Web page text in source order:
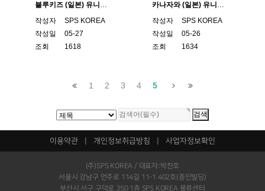
블루키즈 (일본) 유니폼
작성자
SPS KOREA
작성일
05-27
조회
1618
카나자와 (일본) 유니폼
작성자
SPS KOREA
작성일
05-26
조회
1634
1 2 3 4 5
이용약관 개인정보취급방침 사업자정보확인
(주)SPS KOREA / 대표자:박찬호
서울시 강남구 언주로 114길 11-1 402호(종인빌딩)
부산시 서구 구덕로 350 1층 SPS KOREA 물류센터